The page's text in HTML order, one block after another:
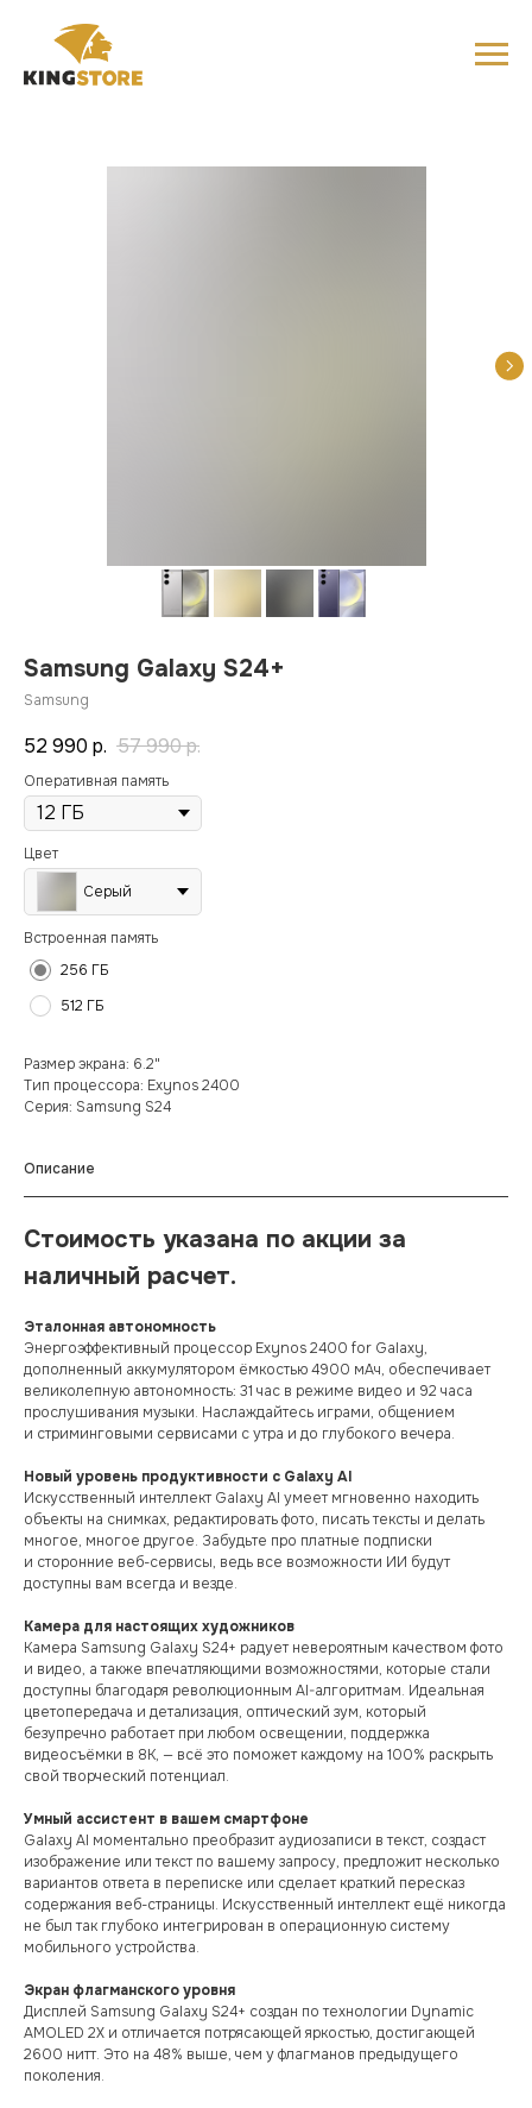
Samsung Galaxy S24+
Samsung
52 990 р. 57 990р.
Оперативная память
Цвет
Серый
Встроенная память
256 ГБ
512 ГБ
Размер экрана: 6.2"
Тип процессора: Exynos 2400
Серия: Samsung S24
Описание
Стоимость указана по акции за
наличный расчет.
Эталонная автономность
Энергоэффективный процессор Exynos 2400 for Galaxy,
дополненный аккумулятором ёмкостью 4900 мАч, обеспечивает
великолепную автономность: 31 час в режиме видео и 92 часа
прослушивания музыки. Наслаждайтесь играми, общением
и стриминговыми сервисами с утра и до глубокого вечера.
Новый уровень продуктивности с Galaxy AI
Искусственный интеллект Galaxy AI умеет мгновенно находить
объекты на снимках, редактировать фото, писать тексты и делать
многое, многое другое. Забудьте про платные подписки
и сторонние веб-сервисы, ведь все возможности ИИ будут
доступны вам всегда и везде.
Камера для настоящих художников
Камера Samsung Galaxy S24+ радует невероятным качеством фото
и видео, а также впечатляющими возможностями, которые стали
доступны благодаря революционным AI-алгоритмам. Идеальная
цветопередача и детализация, оптический зум, который
безупречно работает при любом освещении, поддержка
видеосъёмки в 8K, — всё это поможет каждому на 100% раскрыть
свой творческий потенциал.
Умный ассистент в вашем смартфоне
Galaxy AI моментально преобразит аудиозаписи в текст, создаст
изображение или текст по вашему запросу, предложит несколько
вариантов ответа в переписке или сделает краткий пересказ
содержания веб-страницы. Искусственный интеллект ещё никогда
не был так глубоко интегрирован в операционную систему
мобильного устройства.
Экран флагманского уровня
Дисплей Samsung Galaxy S24+ создан по технологии Dynamic
AMOLED 2X и отличается потрясающей яркостью, достигающей
2600 нитт. Это на 48% выше, чем у флагманов предыдущего
поколения.